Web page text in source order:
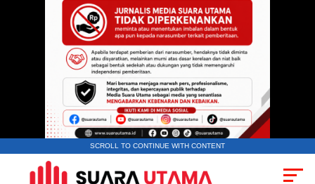
SCROLL TO CONTINUE WITH CONTENT